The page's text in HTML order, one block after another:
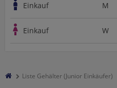
Einkauf M
Einkauf W
Liste Gehälter (Junior Einkäufer)